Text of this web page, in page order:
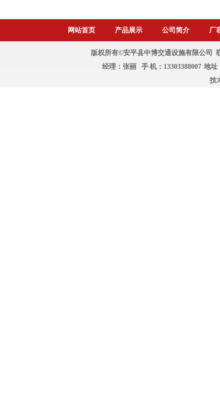
网站首页 产品展示 公司简介 厂
版权所有©安平县中博交通设施有限公司
经理：张丽 手 机：13303388007 地
技